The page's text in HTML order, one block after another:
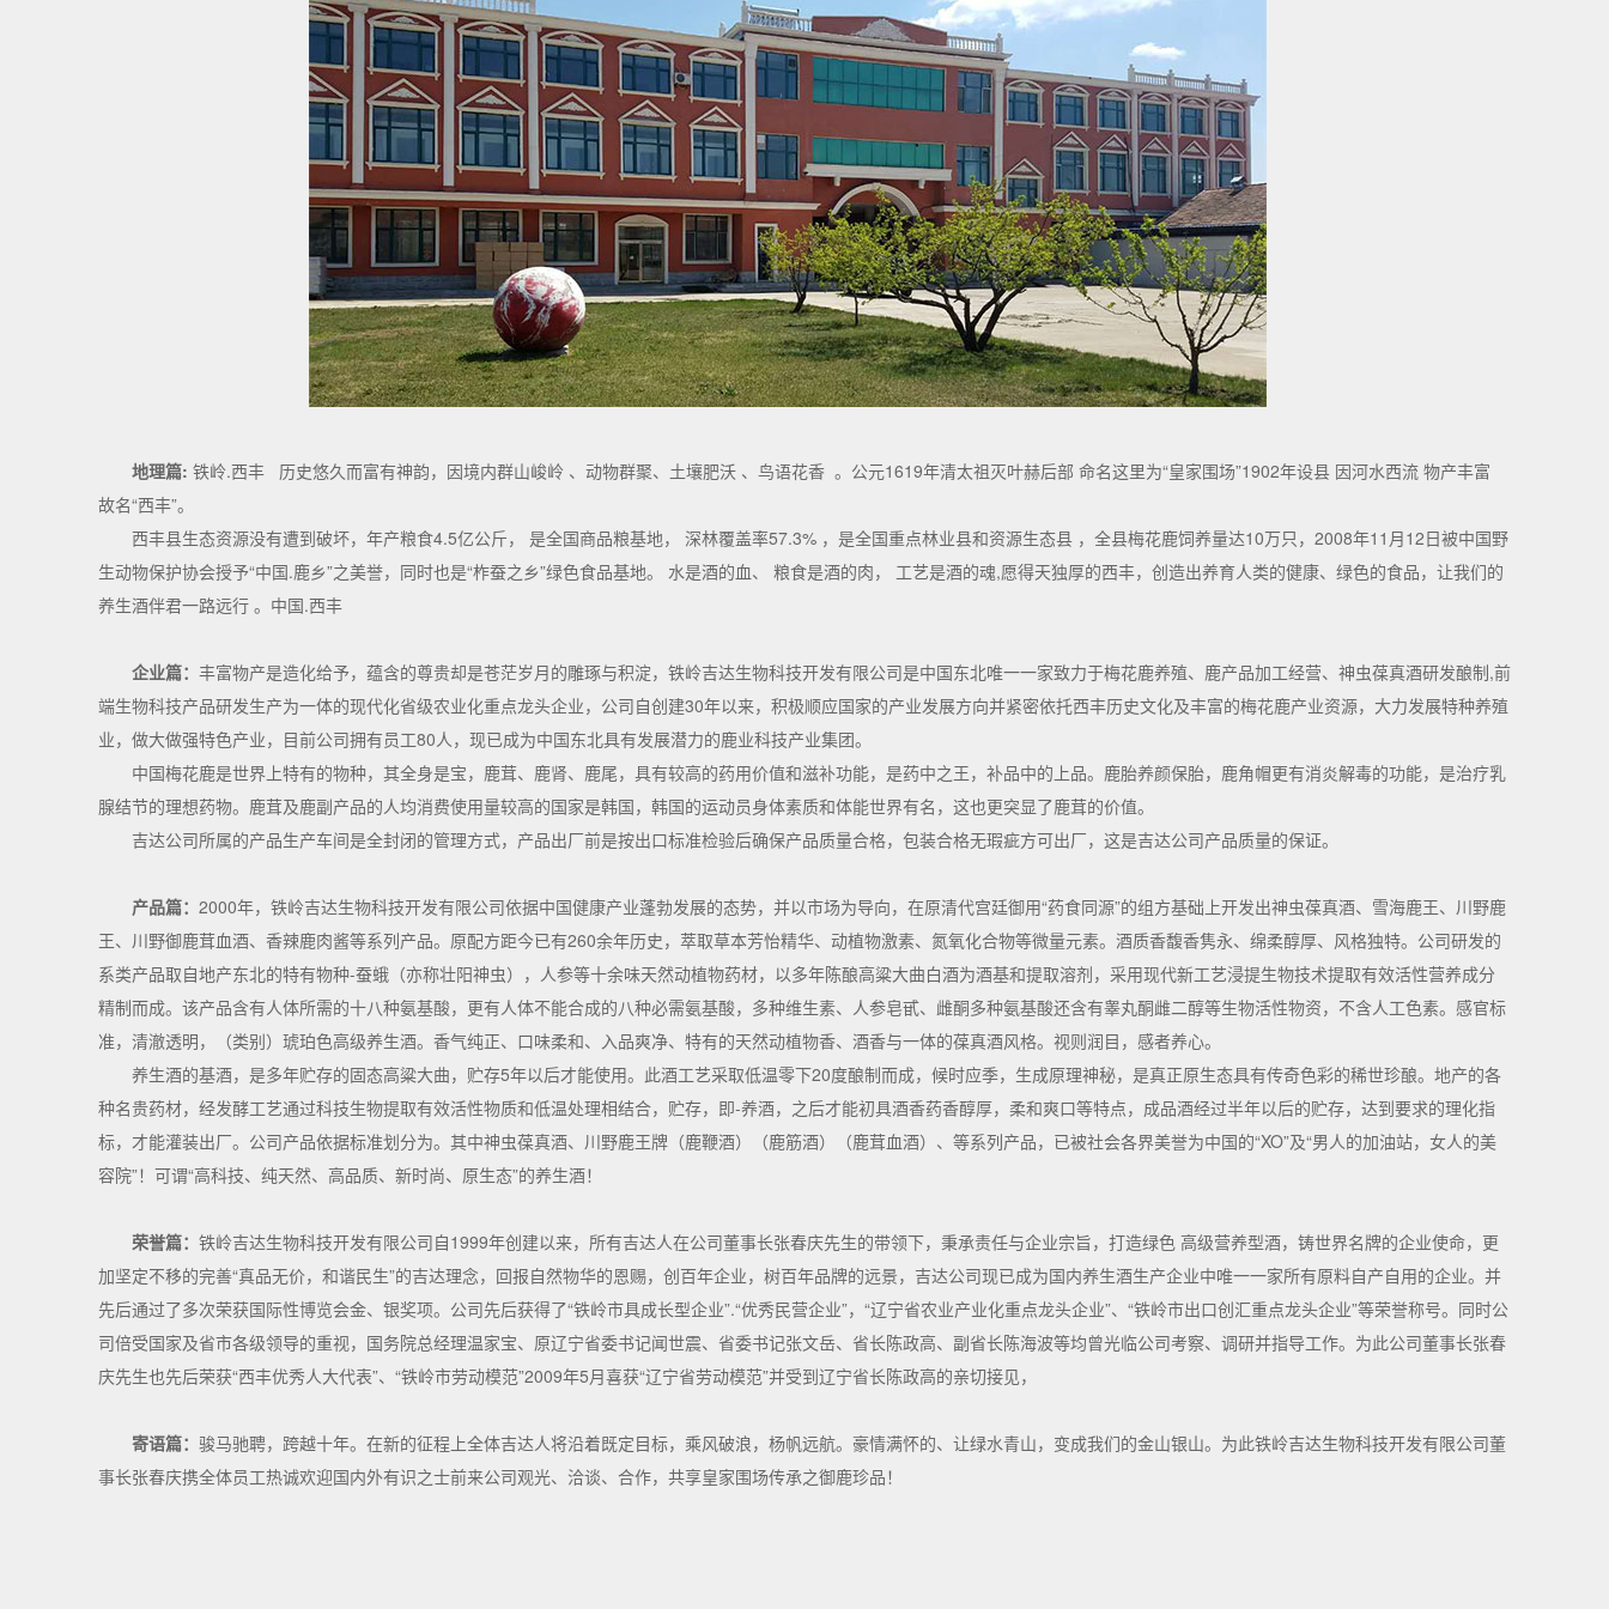
地理篇: 铁岭.西丰 历史悠久而富有神韵，因境内群山峻岭 、动物群聚、土壤肥沃 、鸟语花香 。公元1619年清太祖灭叶赫后部 命名这里为“皇家围场”1902年设县 因河水西流 物产丰富
故名“西丰”。
西丰县生态资源没有遭到破坏，年产粮食4.5亿公斤， 是全国商品粮基地， 深林覆盖率57.3% ，是全国重点林业县和资源生态县 ，全县梅花鹿饲养量达10万只，2008年11月12日被中国野
生动物保护协会授予“中国.鹿乡”之美誉，同时也是“柞蚕之乡”绿色食品基地。 水是酒的血、 粮食是酒的肉， 工艺是酒的魂,愿得天独厚的西丰，创造出养育人类的健康、绿色的食品，让我们的
养生酒伴君一路远行 。中国.西丰
企业篇： 丰富物产是造化给予，蕴含的尊贵却是苍茫岁月的雕琢与积淀，铁岭吉达生物科技开发有限公司是中国东北唯一一家致力于梅花鹿养殖、鹿产品加工经营、神虫葆真酒研发酿制,前
端生物科技产品研发生产为一体的现代化省级农业化重点龙头企业，公司自创建30年以来，积极顺应国家的产业发展方向并紧密依托西丰历史文化及丰富的梅花鹿产业资源，大力发展特种养殖
业，做大做强特色产业，目前公司拥有员工80人，现已成为中国东北具有发展潜力的鹿业科技产业集团。
中国梅花鹿是世界上特有的物种，其全身是宝，鹿茸、鹿肾、鹿尾，具有较高的药用价值和滋补功能，是药中之王，补品中的上品。鹿胎养颜保胎，鹿角帽更有消炎解毒的功能，是治疗乳
腺结节的理想药物。鹿茸及鹿副产品的人均消费使用量较高的国家是韩国，韩国的运动员身体素质和体能世界有名，这也更突显了鹿茸的价值。
吉达公司所属的产品生产车间是全封闭的管理方式，产品出厂前是按出口标准检验后确保产品质量合格，包装合格无瑕疵方可出厂，这是吉达公司产品质量的保证。
产品篇： 2000年，铁岭吉达生物科技开发有限公司依据中国健康产业蓬勃发展的态势，并以市场为导向，在原清代宫廷御用“药食同源”的组方基础上开发出神虫葆真酒、雪海鹿王、川野鹿
王、川野御鹿茸血酒、香辣鹿肉酱等系列产品。原配方距今已有260余年历史，萃取草本芳怡精华、动植物激素、氮氧化合物等微量元素。酒质香馥香隽永、绵柔醇厚、风格独特。公司研发的
系类产品取自地产东北的特有物种-蚕蛾（亦称壮阳神虫），人参等十余味天然动植物药材，以多年陈酿高粱大曲白酒为酒基和提取溶剂，采用现代新工艺浸提生物技术提取有效活性营养成分
精制而成。该产品含有人体所需的十八种氨基酸，更有人体不能合成的八种必需氨基酸，多种维生素、人参皂甙、雌酮多种氨基酸还含有睾丸酮雌二醇等生物活性物资，不含人工色素。感官标
准，清澈透明，（类别）琥珀色高级养生酒。香气纯正、口味柔和、入品爽净、特有的天然动植物香、酒香与一体的葆真酒风格。视则润目，感者养心。
养生酒的基酒，是多年贮存的固态高粱大曲，贮存5年以后才能使用。此酒工艺采取低温零下20度酿制而成，候时应季，生成原理神秘，是真正原生态具有传奇色彩的稀世珍酿。地产的各
种名贵药材，经发酵工艺通过科技生物提取有效活性物质和低温处理相结合，贮存，即-养酒，之后才能初具酒香药香醇厚，柔和爽口等特点，成品酒经过半年以后的贮存，达到要求的理化指
标，才能灌装出厂。公司产品依据标准划分为。其中神虫葆真酒、川野鹿王牌（鹿鞭酒）（鹿筋酒）（鹿茸血酒）、等系列产品，已被社会各界美誉为中国的“XO”及“男人的加油站，女人的美
容院”！可谓“高科技、纯天然、高品质、新时尚、原生态”的养生酒！
荣誉篇： 铁岭吉达生物科技开发有限公司自1999年创建以来，所有吉达人在公司董事长张春庆先生的带领下，秉承责任与企业宗旨，打造绿色 高级营养型酒，铸世界名牌的企业使命，更
加坚定不移的完善“真品无价，和谐民生”的吉达理念，回报自然物华的恩赐，创百年企业，树百年品牌的远景，吉达公司现已成为国内养生酒生产企业中唯一一家所有原料自产自用的企业。并
先后通过了多次荣获国际性博览会金、银奖项。公司先后获得了“铁岭市具成长型企业”.“优秀民营企业”，“辽宁省农业产业化重点龙头企业”、“铁岭市出口创汇重点龙头企业”等荣誉称号。同时公
司倍受国家及省市各级领导的重视，国务院总经理温家宝、原辽宁省委书记闻世震、省委书记张文岳、省长陈政高、副省长陈海波等均曾光临公司考察、调研并指导工作。为此公司董事长张春
庆先生也先后荣获“西丰优秀人大代表”、“铁岭市劳动模范”2009年5月喜获“辽宁省劳动模范”并受到辽宁省长陈政高的亲切接见，
寄语篇： 骏马驰聘，跨越十年。在新的征程上全体吉达人将沿着既定目标，乘风破浪，杨帆远航。豪情满怀的、让绿水青山，变成我们的金山银山。为此铁岭吉达生物科技开发有限公司董
事长张春庆携全体员工热诚欢迎国内外有识之士前来公司观光、洽谈、合作，共享皇家围场传承之御鹿珍品！